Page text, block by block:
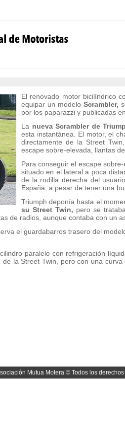
El renovado motor bicilíndrico
equipar un modelo Scrambler,
por los paparazzi y publicadas
La nueva Scrambler de
esta instantánea. El motor, el
directamente de la Street
escape sobre-elevada, llantas
Para conseguir el escape
situado en el lateral a poca
de la rodilla derecha del
España, a pesar de tener una
Triumph deponía hasta el
su Street Twin, pero se
de radios, aunque contaba con un
el guardabarros trasero del
paralelo con refrigeración
la Street Twin, pero con una
Mutua Motera © Todos los